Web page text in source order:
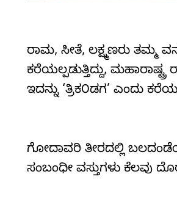
ರಾಮ, ಸೀತೆ, ಲಕ್ಷ್ಮಣರು ತಮ್ಮ
ಕರೆಯಲ್ಪಡುತ್ತಿದ್ದು, ಮಹಾರಾಷ್ಟ್ರ
ಇದನ್ನು ‘ತ್ರಿಕ೦ಡಗ’ ಎಂದು
ಗೋದಾವರಿ ತೀರದಲ್ಲಿ
ಸಂಬಂಧೀ ವಸ್ತುಗಳು ಕೆಲವು